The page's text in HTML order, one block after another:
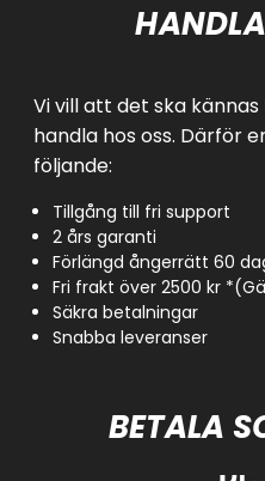
Vi vill att det ska
handla hos oss. Därför
följande:
Tillgång till fri support
2 års garanti
Förlängd ångerrätt 60
Fri frakt över 2500 kr
Säkra betalningar
Snabba leveranser
BETALA